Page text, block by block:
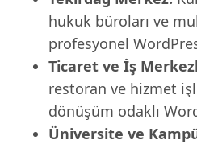
hukuk büroları ve
profesyonel
Ticaret ve İş
restoran ve hizmet
dönüşüm odaklı
Üniversite ve